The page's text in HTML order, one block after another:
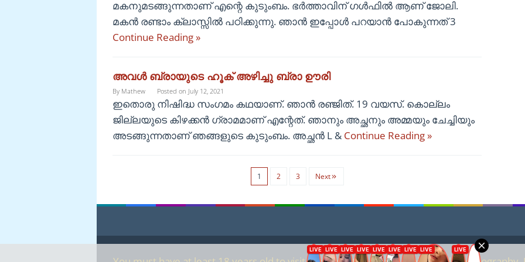
മകനുമടങ്ങുന്നതാണ് എന്റെ കുടുംബം. ഭർത്താവിന് ഗൾഫിൽ ആണ് ജോലി.
മകൻ രണ്ടാം ക്ലാസ്സിൽ പഠിക്കുന്നു. ഞാൻ ഇപ്പോൾ പറയാൻ പോകുന്നത് 3
Continue Reading »
അവൾ ബ്രായുടെ ഹൂക് അഴിച്ചു ബ്രാ ഊരി
By Mathew Posted on July 12, 2021
ഇതൊരു നിഷിദ്ധ സംഗമം കഥയാണ്. ഞാൻ രഞ്ജിത്. 19 വയസ്. കൊല്ലം
ജില്ലയുടെ കിഴക്കൻ ഗ്രാമമാണ് എന്റേത്. ഞാനും അച്ഛനും അമ്മയും ചേച്ചിയും
അടങ്ങുന്നതാണ് ഞങ്ങളുടെ കുടുംബം. അച്ഛൻ L & Continue Reading »
1 2 3 Next